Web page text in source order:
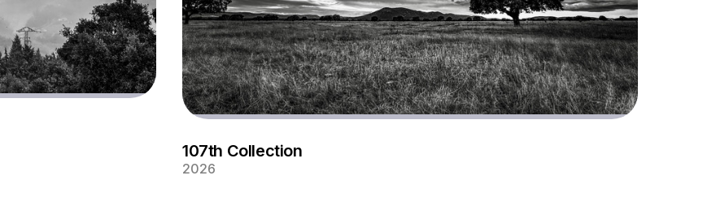
107th Collection
2026